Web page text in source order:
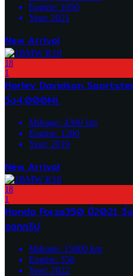
Engine: 1050
Year: 2021
New Arrival
18
1
Harley Davidson
วิ่ง4,000Mi.
Mileage: 4300 km
Engine: 1200
Year: 2019
New Arrival
18
1
Honda Forza350 ปี2021
ออกทริป
Mileage: 15000 km
Engine: 350
Year: 2022